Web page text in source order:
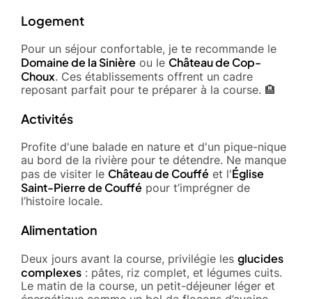
Logement
Pour un séjour confortable, je te recommande le
Domaine de la Sinière ou le Château de Cop-
Choux. Ces établissements offrent un cadre
reposant parfait pour te préparer à la course. 🏨
Activités
Profite d'une balade en nature et d'un pique-nique
au bord de la rivière pour te détendre. Ne manque
pas de visiter le Château de Couffé et l'Église
Saint-Pierre de Couffé pour t’imprégner de
l’histoire locale.
Alimentation
Deux jours avant la course, privilégie les glucides
complexes : pâtes, riz complet, et légumes cuits.
Le matin de la course, un petit-déjeuner léger et